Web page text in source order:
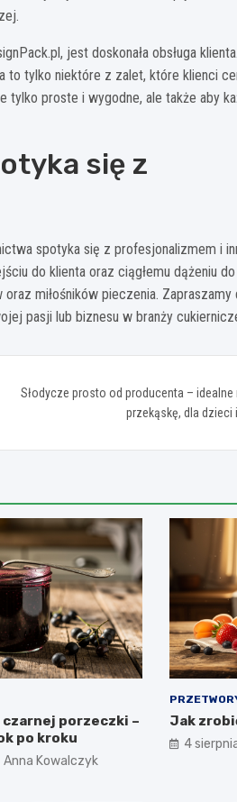
jest doskonała obsługa
to tylko niektóre z zalet, które klienci
tylko proste i wygodne, ale także aby
się z
spotyka się z profesjonalizmem i
do klienta oraz ciągłemu dążeniu
miłośników pieczenia.
pasji lub biznesu w branży
Słodycze prosto od producenta – idealne
przekąskę, dla dzieci
porzeczki –
po kroku
Anna Kowalczyk
Jak
4